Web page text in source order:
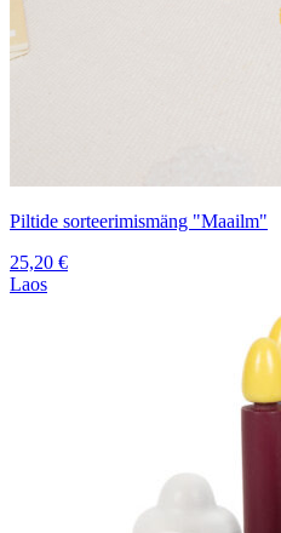
Piltide sorteerimismäng "Maailm"
25,20 €
Laos